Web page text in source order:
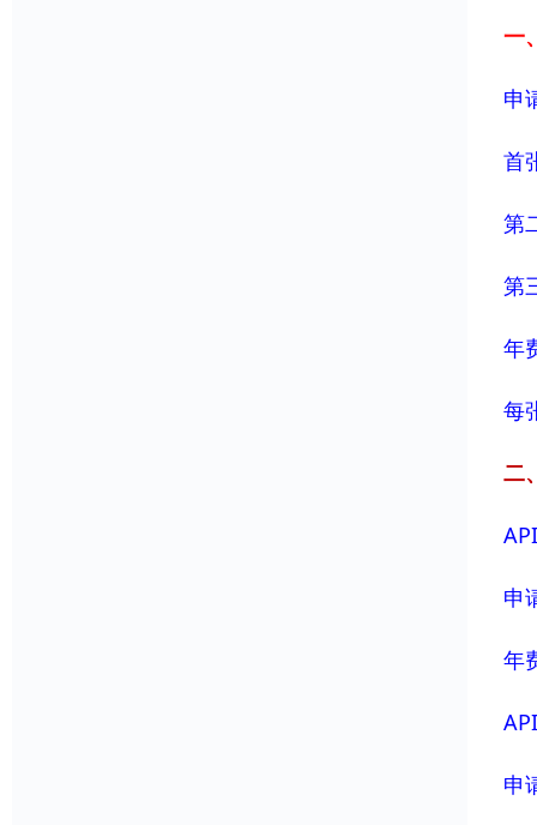
一
申
首
第
第
年
每
二
申
年
申